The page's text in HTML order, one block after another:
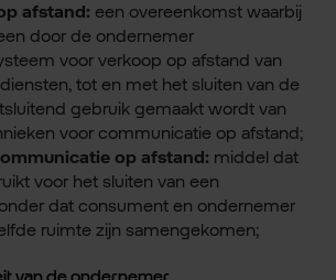
afstand: een overeenkomst waarbij
door de ondernemer
voor verkoop op afstand van
tot en met het sluiten van de
gebruik gemaakt wordt van
voor communicatie op afstand;
op afstand: middel dat
voor het sluiten van een
dat consument en ondernemer
ruimte zijn samengekomen;